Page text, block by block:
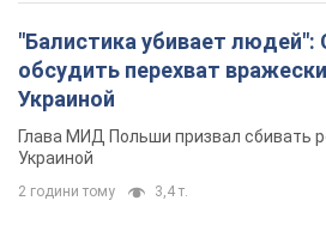
"Балистика убивает людей":
обсудить перехват
Украиной
Глава МИД Польши призвал сбивать
Украиной
2 години тому 3,4 т.